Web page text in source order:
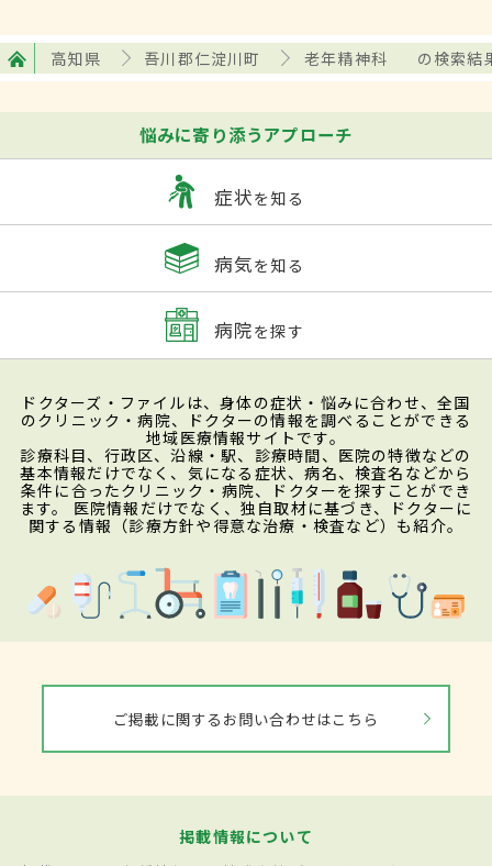
高知県 吾川郡仁淀川町 老年精神科 の検索結
悩みに寄り添うアプローチ
症状を知る
病気を知る
病院を探す
ドクターズ・ファイルは、身体の症状・悩みに合わせ、全国
のクリニック・病院、ドクターの情報を調べることができる
地域医療情報サイトです。
診療科目、行政区、沿線・駅、診療時間、医院の特徴などの
基本情報だけでなく、気になる症状、病名、検査名などから
条件に合ったクリニック・病院、ドクターを探すことができ
ます。 医院情報だけでなく、独自取材に基づき、ドクターに
関する情報（診療方針や得意な治療・検査など）も紹介。
ご掲載に関するお問い合わせはこちら
掲載情報について